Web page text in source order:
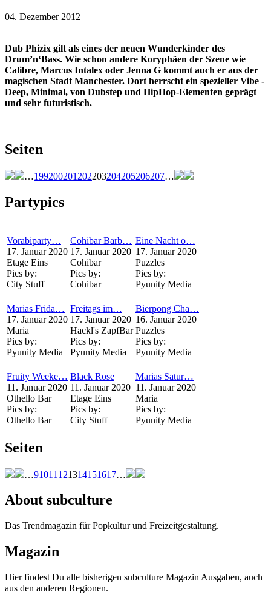
04. Dezember 2012
Dub Phizix gilt als eines der neuen Wunderkinder des
Drum’n‘Bass. Wie schon andere Koryphäen der Szene wie
Calibre, Marcus Intalex oder Jenna G kommt auch er aus der
magischen Stadt Manchester. Dort herrscht ein spezieller Vibe -
Deep, Minimal, von Dubstep und HipHop-Elementen geprägt
und sehr futuristisch.
Seiten
…199200201 202203204205206207…
Partypics
Vorabiparty…
17. Januar 2020
Etage Eins
Pics by:
City Stuff
Cohibar Barb…
17. Januar 2020
Cohibar
Pics by:
Cohibar
Eine Nacht o…
17. Januar 2020
Puzzles
Pics by:
Pyunity Media
Marias Frida…
17. Januar 2020
Maria
Pics by:
Pyunity Media
Freitags im…
17. Januar 2020
Hackl's ZapfBar
Pics by:
Pyunity Media
Bierpong Cha…
16. Januar 2020
Puzzles
Pics by:
Pyunity Media
Fruity Weeke…
11. Januar 2020
Othello Bar
Pics by:
Othello Bar
Black Rose
11. Januar 2020
Etage Eins
Pics by:
City Stuff
Marias Satur…
11. Januar 2020
Maria
Pics by:
Pyunity Media
Seiten
…91011 121314151617…
About subculture
Das Trendmagazin für Popkultur und Freizeitgestaltung.
Magazin
Hier findest Du alle bisherigen subculture Magazin Ausgaben, auch
aus den anderen Regionen.